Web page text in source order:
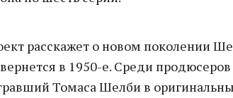
расскажет о новом поколении
в 1950-е. Среди
Томаса Шелби в